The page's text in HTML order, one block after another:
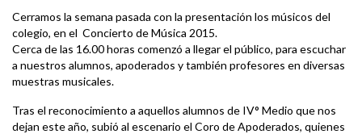
Cerramos la semana pasada con la presentación los músicos del
colegio, en el Concierto de Música 2015.
Cerca de las 16.00 horas comenzó a llegar el público, para escuchar
a nuestros alumnos, apoderados y también profesores en diversas
muestras musicales.
Tras el reconocimiento a aquellos alumnos de IV° Medio que nos
dejan este año, subió al escenario el Coro de Apoderados, quienes